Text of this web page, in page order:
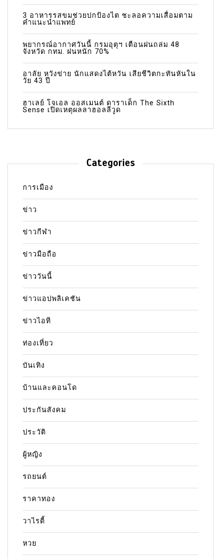
3 อาหารรสขมช่วยปกป้องไต ชะลอความเสื่อมตาม
คำแนะนำแพทย์
พยากรณ์อากาศวันนี้ กรมอุตุฯ เตือนฝนถล่ม 48
จังหวัด กทม. ฝนหนัก 70%
อาลัย หวังข่าย นักแสดงไต้หวัน เสียชีวิตกะทันหันใน
วัย 43 ปี
ฮาเลย์ โจเอล ออสเมนต์ ดาราเด็ก The Sixth
Sense เปิดเหตุผลลาฮอลลีวูด
Categories
การเมือง
ข่าว
ข่าวกีฬา
ข่าวมือถือ
ข่าววันนี้
ข่าวแอปพลิเคชัน
ข่าวไอที
ท่องเที่ยว
บันเทิง
บ้านและคอนโด
ประกันสังคม
ประวัติ
ผู้หญิง
รถยนต์
ราคาทอง
วาไรตี้
หวย